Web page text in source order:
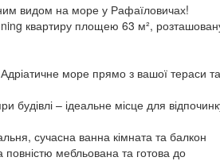
видом на море у Рафаїловичах!
квартиру площею 63 м²,
море прямо з вашої тераси та
– ідеальне місце для
сучасна ванна кімната та балкон
мебльована та готова до